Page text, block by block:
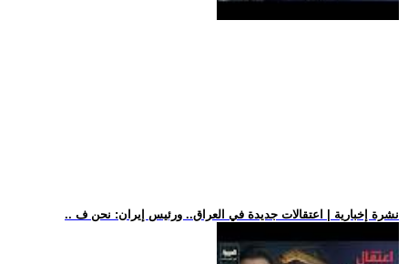
.. نشرة إخبارية | اعتقالات جديدة في العراق.. ورئيس إيران: نحن ف